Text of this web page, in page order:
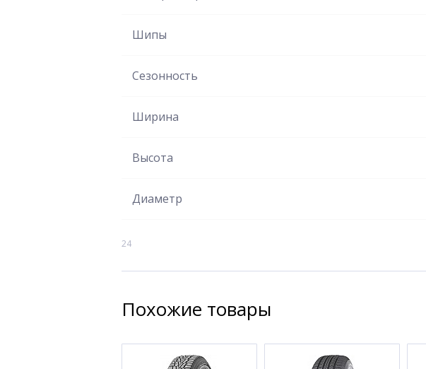
Шипы
Сезонность
Ширина
Высота
Диаметр
24
Похожие товары